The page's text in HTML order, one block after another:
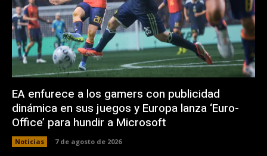
EA enfurece a los gamers con publicidad
dinámica en sus juegos y Europa lanza ‘Euro-
Office’ para hundir a Microsoft
Noticias 7 de agosto de 2026